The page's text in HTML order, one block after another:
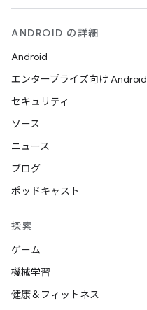
ANDROID の詳細
Android
エンタープライズ向け Android
セキュリティ
ソース
ニュース
ブログ
ポッドキャスト
探索
ゲーム
機械学習
健康＆フィットネス